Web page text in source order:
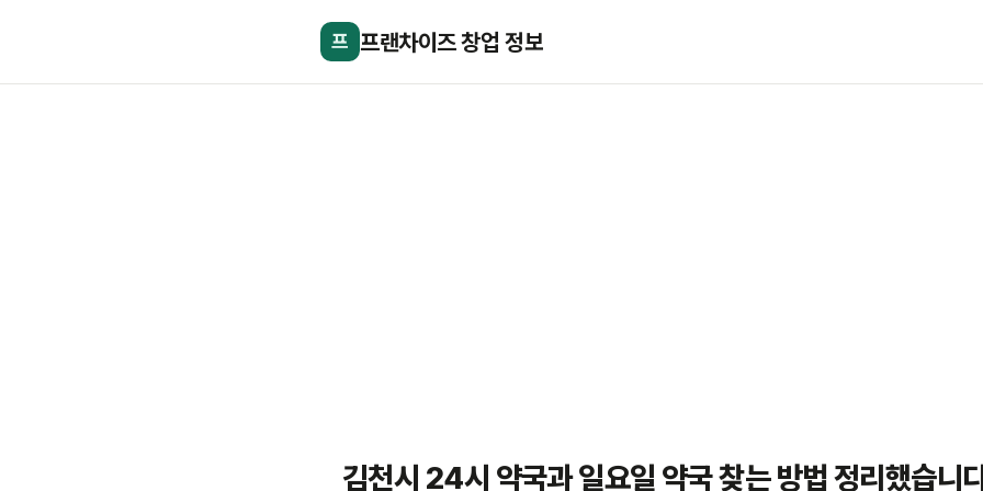
프 프랜차이즈 창업 정보
김천시 24시 약국과 일요일 약국 찾는 방법 정리했습니